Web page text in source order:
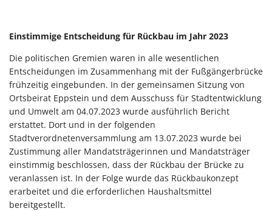
Einstimmige Entscheidung für Rückbau im Jahr 2023
Die politischen Gremien waren in alle wesentlichen
Entscheidungen im Zusammenhang mit der Fußgängerbrücke
frühzeitig eingebunden. In der gemeinsamen Sitzung von
Ortsbeirat Eppstein und dem Ausschuss für Stadtentwicklung
und Umwelt am 04.07.2023 wurde ausführlich Bericht
erstattet. Dort und in der folgenden
Stadtverordnetenversammlung am 13.07.2023 wurde bei
Zustimmung aller Mandatsträgerinnen und Mandatsträger
einstimmig beschlossen, dass der Rückbau der Brücke zu
veranlassen ist. In der Folge wurde das Rückbaukonzept
erarbeitet und die erforderlichen Haushaltsmittel
bereitgestellt.